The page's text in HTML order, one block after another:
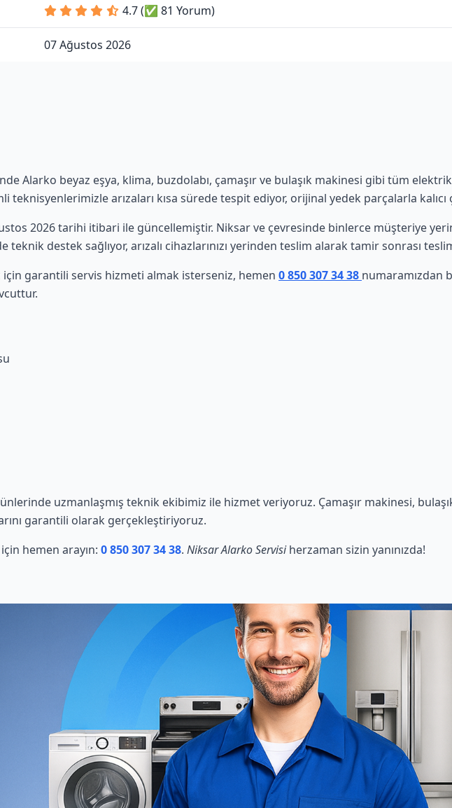
4.7 (✅ 81 Yorum)
07 Ağustos 2026
Alarko beyaz eşya, klima, buzdolabı, çamaşır ve bulaşık makinesi gibi tüm
arızaları kısa sürede tespit ediyor, orijinal yedek parçalarla kalıcı
2026 tarihi itibari ile güncellemiştir. Niksar ve çevresinde binlerce müşteriye
teknik destek sağlıyor, arızalı cihazlarınızı yerinden teslim alarak tamir sonrası
için garantili servis hizmeti almak isterseniz, hemen 0 850 307 34 38 numaramızdan
uzmanlaşmış teknik ekibimiz ile hizmet veriyoruz. Çamaşır makinesi,
garantili olarak gerçekleştiriyoruz.
hemen arayın: 0 850 307 34 38. Niksar Alarko Servisiherzaman sizin yanınızda!